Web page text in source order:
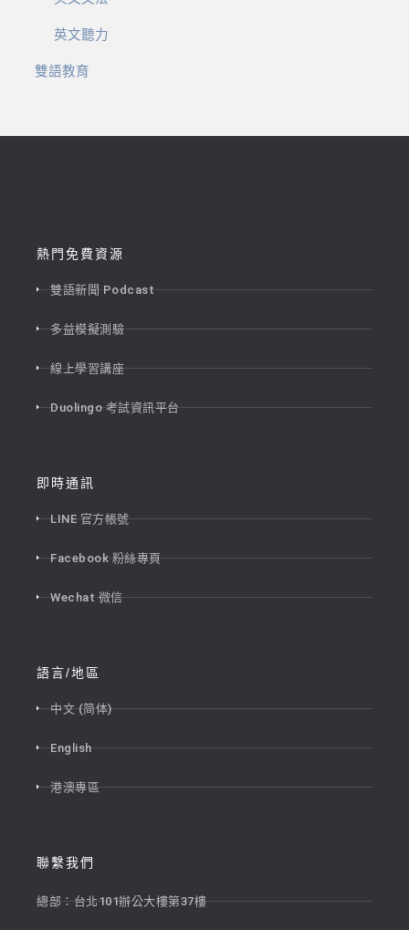
英文聽力
雙語教育
熱門免費資源
雙語新聞 Podcast
多益模擬測驗
線上學習講座
Duolingo 考試資訊平台
即時通訊
LINE 官方帳號
Facebook 粉絲專頁
Wechat 微信
語言/地區
中文 (简体)
English
港澳專區
聯繫我們
總部：台北101辦公大樓第37樓